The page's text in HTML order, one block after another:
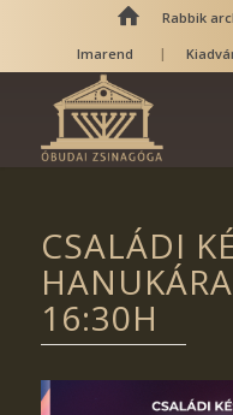
Rabbik
Imarend
CSALÁDI
16:30H